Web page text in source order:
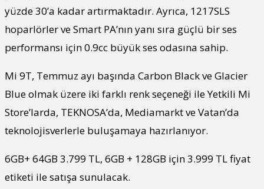
yüzde 30’a kadar artırmaktadır. Ayrıca, 1217SLS
hoparlörler ve Smart PA’nın yanı sıra güçlü bir ses
performansı için 0.9cc büyük ses odasına sahip.
Mi 9T, Temmuz ayı başında Carbon Black ve Glacier
Blue olmak üzere iki farklı renk seçeneği ile Yetkili Mi
Store’larda, TEKNOSA’da, Mediamarkt ve Vatan’da
teknolojisverlerle buluşamaya hazırlanıyor.
6GB+ 64GB 3.799 TL, 6GB + 128GB için 3.999 TL fiyat
etiketi ile satışa sunulacak.